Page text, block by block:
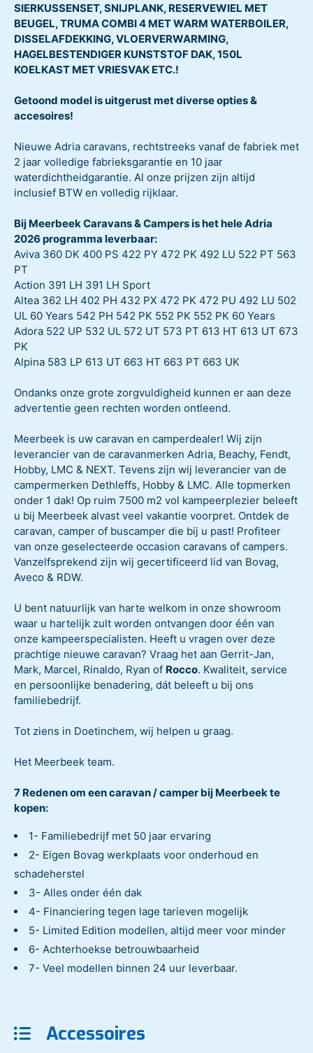
SIERKUSSENSET, SNIJPLANK, RESERVEWIEL MET
BEUGEL, TRUMA COMBI 4 MET WARM WATERBOILER,
DISSELAFDEKKING, VLOERVERWARMING,
HAGELBESTENDIGER KUNSTSTOF DAK, 150L
KOELKAST MET VRIESVAK ETC.!
Getoond model is uitgerust met diverse opties &
accesoires!
Nieuwe Adria caravans, rechtstreeks vanaf de fabriek met
2 jaar volledige fabrieksgarantie en 10 jaar
waterdichtheidgarantie. Al onze prijzen zijn altijd
inclusief BTW en volledig rijklaar.
Bij Meerbeek Caravans & Campers is het hele Adria
2026 programma leverbaar:
Aviva 360 DK 400 PS 422 PY 472 PK 492 LU 522 PT 563
PT
Action 391 LH 391 LH Sport
Altea 362 LH 402 PH 432 PX 472 PK 472 PU 492 LU 502
UL 60 Years 542 PH 542 PK 552 PK 552 PK 60 Years
Adora 522 UP 532 UL 572 UT 573 PT 613 HT 613 UT 673
PK
Alpina 583 LP 613 UT 663 HT 663 PT 663 UK
Ondanks onze grote zorgvuldigheid kunnen er aan deze
advertentie geen rechten worden ontleend.
Meerbeek is uw caravan en camperdealer! Wij zijn
leverancier van de caravanmerken Adria, Beachy, Fendt,
Hobby, LMC & NEXT. Tevens zijn wij leverancier van de
campermerken Dethleffs, Hobby & LMC. Alle topmerken
onder 1 dak! Op ruim 7500 m2 vol kampeerplezier beleeft
u bij Meerbeek alvast veel vakantie voorpret. Ontdek de
caravan, camper of buscamper die bij u past! Profiteer
van onze geselecteerde occasion caravans of campers.
Vanzelfsprekend zijn wij gecertificeerd lid van Bovag,
Aveco & RDW.
U bent natuurlijk van harte welkom in onze showroom
waar u hartelijk zult worden ontvangen door één van
onze kampeerspecialisten. Heeft u vragen over deze
prachtige nieuwe caravan? Vraag het aan Gerrit-Jan,
Mark, Marcel, Rinaldo, Ryan of Rocco. Kwaliteit, service
en persoonlijke benadering, dát beleeft u bij ons
familiebedrijf.
Tot ziens in Doetinchem, wij helpen u graag.
Het Meerbeek team.
7 Redenen om een caravan / camper bij Meerbeek te
kopen:
1- Familiebedrijf met 50 jaar ervaring
2- Eigen Bovag werkplaats voor onderhoud en
schadeherstel
3- Alles onder één dak
4- Financiering tegen lage tarieven mogelijk
5- Limited Edition modellen, altijd meer voor minder
6- Achterhoekse betrouwbaarheid
7- Veel modellen binnen 24 uur leverbaar.
Accessoires